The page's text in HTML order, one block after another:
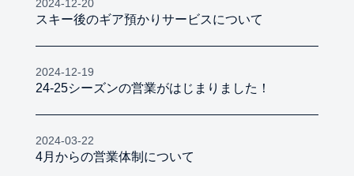
2024-12-20
スキー後のギア預かりサービスについて
2024-12-19
24-25シーズンの営業がはじまりました！
2024-03-22
4月からの営業体制について